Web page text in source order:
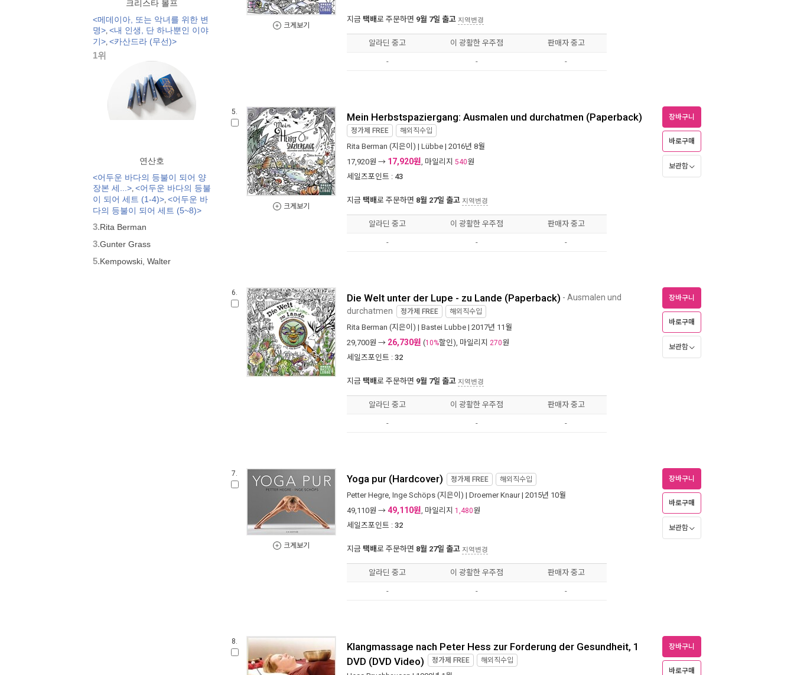
크리스타 볼프
<메데이아, 또는 악녀를 위한 변
명>, <내 인생, 단 하나뿐인 이야
기>, <카산드라 (무선)>
1위
연산호
<어두운 바다의 등불이 되어 양
장본 세...>, <어두운 바다의 등불
이 되어 세트 (1-4)>, <어두운 바
다의 등불이 되어 세트 (5~8)>
3.Rita Berman
3.Gunter Grass
5.Kempowski, Walter
크게보기
지금 택배로 주문하면 9월 7일 출고 지역변경
알라딘 중고 이 광활한 우주점 판매자 중고
- - -
5.
크게보기
Mein Herbstspaziergang: Ausmalen und durchatmen (Paperback)
정가제 FREE 해외직수입
Rita Berman (지은이) | Lübbe | 2016년 8월
17,920원 → 17,920원, 마일리지 540원
세일즈포인트 : 43
지금 택배로 주문하면 8월 27일 출고 지역변경
장바구니
바로구매
보관함
알라딘 중고 이 광활한 우주점 판매자 중고
- - -
6. Die Welt unter der Lupe - zu Lande (Paperback) - Ausmalen und
durchatmen 정가제 FREE 해외직수입
Rita Berman (지은이) | Bastei Lubbe | 2017년 11월
29,700원 → 26,730원 (10%할인), 마일리지 270원
세일즈포인트 : 32
지금 택배로 주문하면 9월 7일 출고 지역변경
장바구니
바로구매
보관함
알라딘 중고 이 광활한 우주점 판매자 중고
- - -
7.
크게보기
Yoga pur (Hardcover) 정가제 FREE 해외직수입
Petter Hegre, Inge Schöps (지은이) | Droemer Knaur| 2015년 10월
49,110원 → 49,110원, 마일리지 1,480원
세일즈포인트 : 32
지금 택배로 주문하면 8월 27일 출고 지역변경
장바구니
바로구매
보관함
알라딘 중고 이 광활한 우주점 판매자 중고
- - -
8. Klangmassage nach Peter Hess zur Forderung der Gesundheit, 1
DVD (DVD Video) 정가제 FREE 해외직수입
장바구니
바로구매